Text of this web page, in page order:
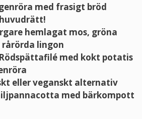
med frasigt bröd
hemlagat mos, gröna
lingon
med kokt potatis
eller veganskt alternativ
med bärkompott